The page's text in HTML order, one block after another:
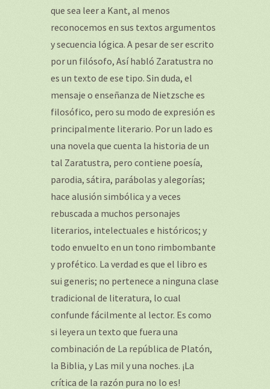
que sea leer a Kant, al menos
reconocemos en sus textos argumentos
y secuencia lógica. A pesar de ser escrito
por un filósofo, Así habló Zaratustra no
es un texto de ese tipo. Sin duda, el
mensaje o enseñanza de Nietzsche es
filosófico, pero su modo de expresión es
principalmente literario. Por un lado es
una novela que cuenta la historia de un
tal Zaratustra, pero contiene poesía,
parodia, sátira, parábolas y alegorías;
hace alusión simbólica y a veces
rebuscada a muchos personajes
literarios, intelectuales e históricos; y
todo envuelto en un tono rimbombante
y profético. La verdad es que el libro es
sui generis; no pertenece a ninguna clase
tradicional de literatura, lo cual
confunde fácilmente al lector. Es como
si leyera un texto que fuera una
combinación de La república de Platón,
la Biblia, y Las mil y una noches. ¡La
crítica de la razón pura no lo es!